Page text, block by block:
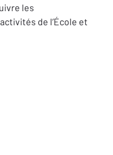
les
de l’École et